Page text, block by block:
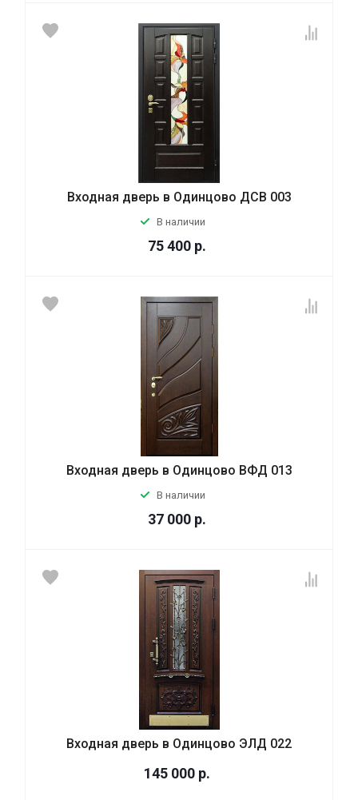
Входная дверь в Одинцово ДСВ 003
В наличии
75 400 р.
Входная дверь в Одинцово ВФД 013
В наличии
37 000 р.
Входная дверь в Одинцово ЭЛД 022
145 000 р.